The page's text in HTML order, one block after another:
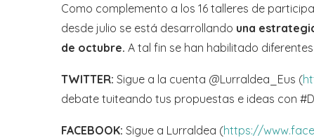
Como complemento a los 16 talleres de
desde julio se está desarrollando una
de octubre. A tal fin se han habilitado
TWITTER: Sigue a la cuenta @Lurraldea_Eus (
debate tuiteando tus propuestas e ideas con
FACEBOOK: Sigue a Lurraldea (https://